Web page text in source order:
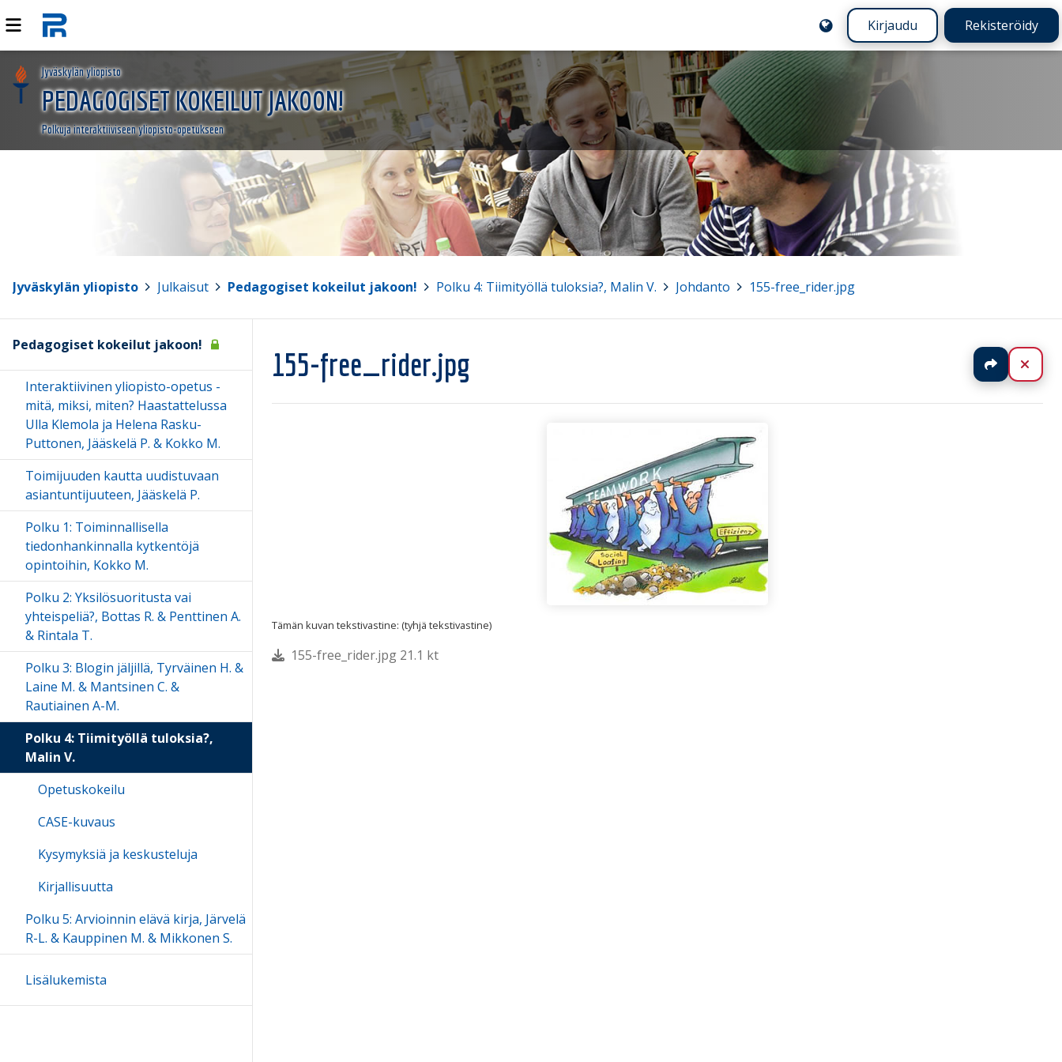
Kirjaudu Rekisteröidy
Jyväskylän yliopisto
PEDAGOGISET KOKEILUT JAKOON!
Polkuja interaktiiviseen yliopisto-opetukseen
Jyväskylän yliopisto Julkaisut Pedagogiset kokeilut jakoon! Polku 4: Tiimityöllä tuloksia?, Malin V. Johdanto 155-free_rider.jpg
155-free_rider.jpg Jaa
Tämän kuvan tekstivastine: (tyhjä tekstivastine)
155-free_rider.jpg 21.1 kt
Pedagogiset kokeilut jakoon!
Interaktiivinen yliopisto-opetus -
mitä, miksi, miten? Haastattelussa
Ulla Klemola ja Helena Rasku-
Puttonen, Jääskelä P. & Kokko M.
Toimijuuden kautta uudistuvaan
asiantuntijuuteen, Jääskelä P.
Polku 1: Toiminnallisella
tiedonhankinnalla kytkentöjä
opintoihin, Kokko M.
Polku 2: Yksilösuoritusta vai
yhteispeliä?, Bottas R. & Penttinen A.
& Rintala T.
Polku 3: Blogin jäljillä, Tyrväinen H. &
Laine M. & Mantsinen C. &
Rautiainen A-M.
Polku 4: Tiimityöllä tuloksia?,
Malin V.
Opetuskokeilu
CASE-kuvaus
Kysymyksiä ja keskusteluja
Kirjallisuutta
Polku 5: Arvioinnin elävä kirja, Järvelä
R-L. & Kauppinen M. & Mikkonen S.
Lisälukemista